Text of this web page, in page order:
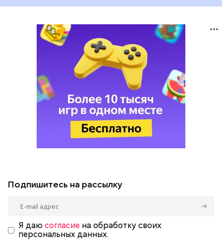
Подпишитесь на рассылку
Я даю согласие на обработку своих
персональных данных.